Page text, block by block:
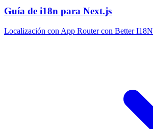
Guía de i18n para Next.js
Localización con App Router con Better I18N